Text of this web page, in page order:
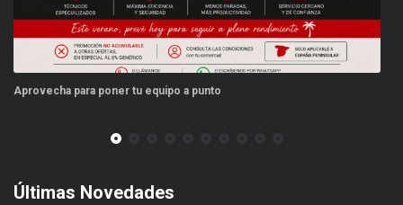
Aprovecha para poner tu equipo a punto
Últimas Novedades